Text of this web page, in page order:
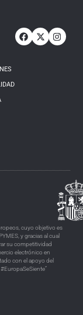
cuyo objetivo es
y gracias al cual
su competitividad
electrónico en
con el apoyo del